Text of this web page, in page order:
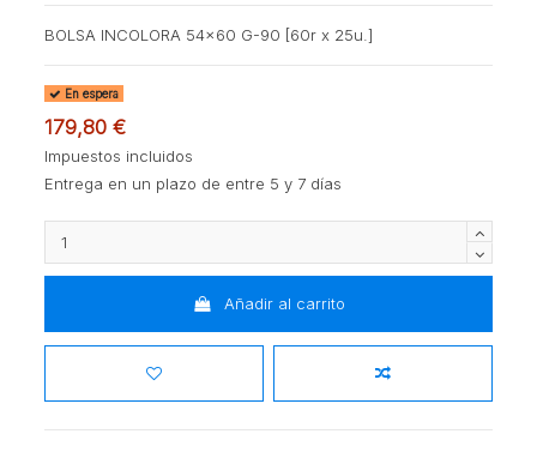
BOLSA INCOLORA 54x60 G-90 [60r x 25u.]
En espera
179,80 €
Impuestos incluidos
Entrega en un plazo de entre 5 y 7 días
Añadir al carrito